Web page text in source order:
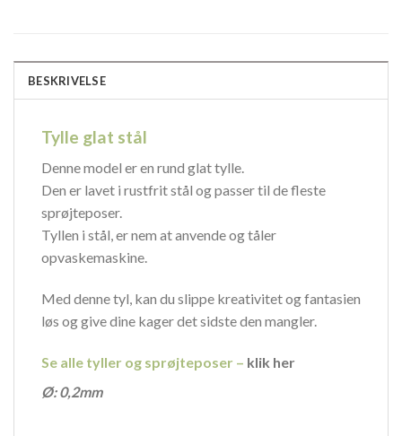
BESKRIVELSE
Tylle glat stål
Denne model er en rund glat tylle.
Den er lavet i rustfrit stål og passer til de fleste
sprøjteposer.
Tyllen i stål, er nem at anvende og tåler
opvaskemaskine.
Med denne tyl, kan du slippe kreativitet og fantasien
løs og give dine kager det sidste den mangler.
Se alle tyller og sprøjteposer – klik her
Ø: 0,2mm